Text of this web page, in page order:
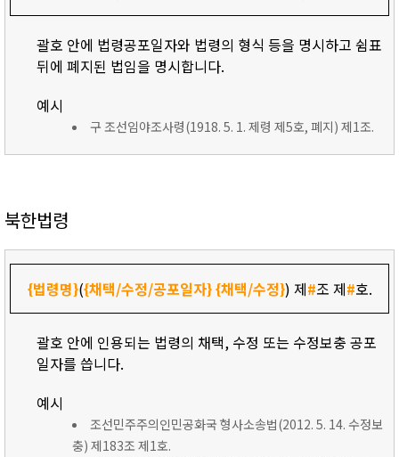
괄호 안에 법령공포일자와 법령의 형식 등을 명시하고 쉼표
뒤에 폐지된 법임을 명시합니다.
예시
구 조선임야조사령(1918. 5. 1. 제령 제5호, 폐지) 제1조.
북한법령
{법령명}({채택/수정/공포일자}{채택/수정}) 제#조 제#호.
괄호 안에 인용되는 법령의 채택, 수정 또는 수정보충 공포
일자를 씁니다.
예시
조선민주주의인민공화국 형사소송법(2012. 5. 14. 수정보
충) 제183조 제1호.